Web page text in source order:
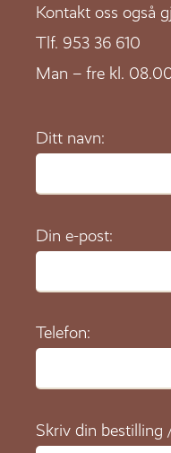
Kontakt oss også
Tlf. 953 36 610
Man – fre kl.
Ditt navn:
Din e-post:
Telefon:
Skriv din bestilling